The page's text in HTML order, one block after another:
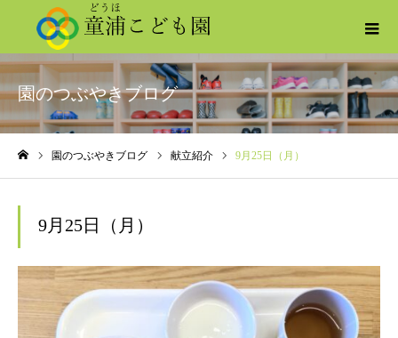
園のつぶやきブログ
園のつぶやきブログ 献立紹介 9月25日（月）
9月25日（月）